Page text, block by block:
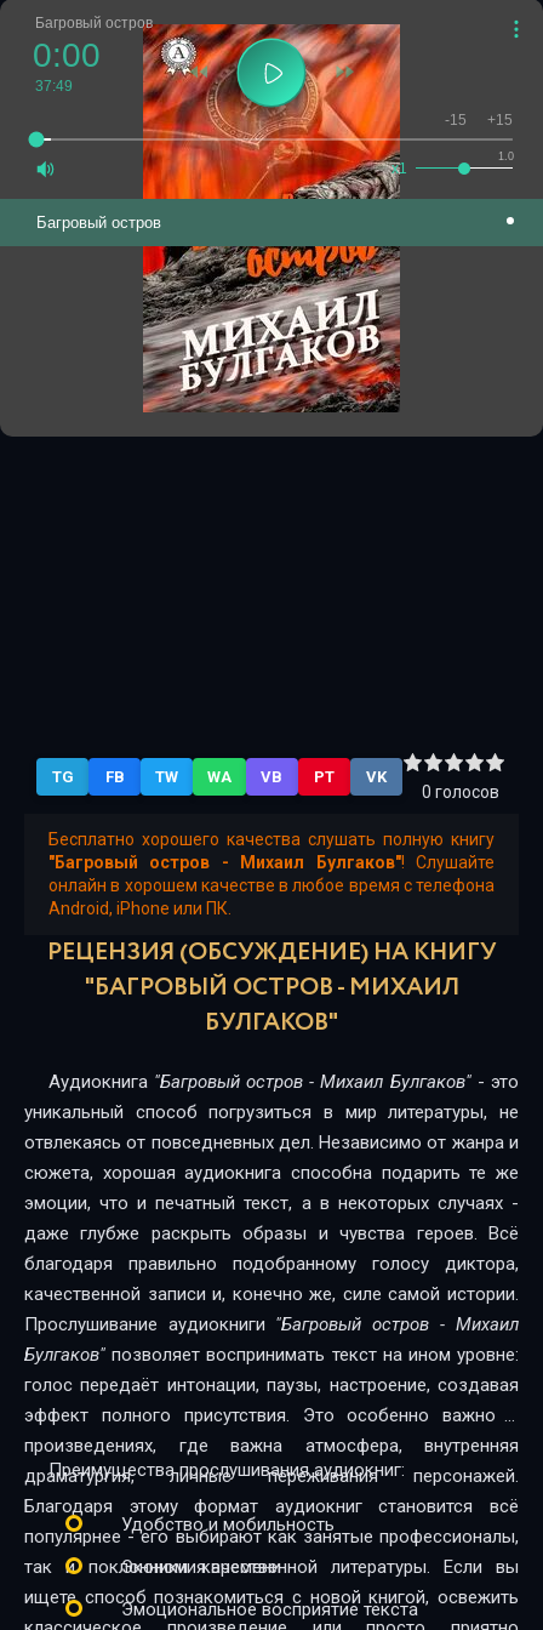
Багровый остров
0:00
37:49
1.0
x1
-15 +15
Багровый остров
TG FB TW WA VB PT VK
0 голосов
Бесплатно хорошего качества слушать полную книгу
"Багровый остров - Михаил Булгаков"! Слушайте
онлайн в хорошем качестве в любое время с телефона
Android, iPhone или ПК.
РЕЦЕНЗИЯ (ОБСУЖДЕНИЕ) НА КНИГУ
"БАГРОВЫЙ ОСТРОВ - МИХАИЛ
БУЛГАКОВ"
Аудиокнига "Багровый остров - Михаил Булгаков"- это
уникальный способ погрузиться в мир литературы, не
отвлекаясь от повседневных дел. Независимо от жанра и
сюжета, хорошая аудиокнига способна подарить те же
эмоции, что и печатный текст, а в некоторых случаях -
даже глубже раскрыть образы и чувства героев. Всё
благодаря правильно подобранному голосу диктора,
качественной записи и, конечно же, силе самой истории.
Прослушивание аудиокниги "Багровый остров - Михаил
Булгаков" позволяет воспринимать текст на ином уровне:
голос передаёт интонации, паузы, настроение, создавая
эффект полного присутствия. Это особенно важно в
произведениях, где важна атмосфера, внутренняя
драматургия, личные переживания персонажей.
Благодаря этому формат аудиокниг становится всё
популярнее - его выбирают как занятые профессионалы,
так и поклонники качественной литературы. Если вы
ищете способ познакомиться с новой книгой, освежить
Преимущества прослушивания аудиокниг:
Удобство и мобильность
Экономия времени
Эмоциональное восприятие текста